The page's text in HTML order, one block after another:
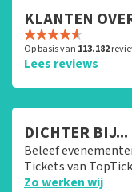
KLANTEN
Op basis van 113.182
Lees reviews
DICHTER
Beleef
Tickets van
Zo werken wij